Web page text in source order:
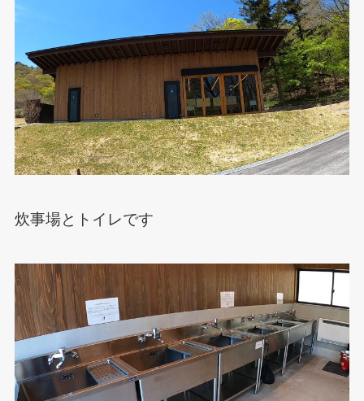
炊事場とトイレです